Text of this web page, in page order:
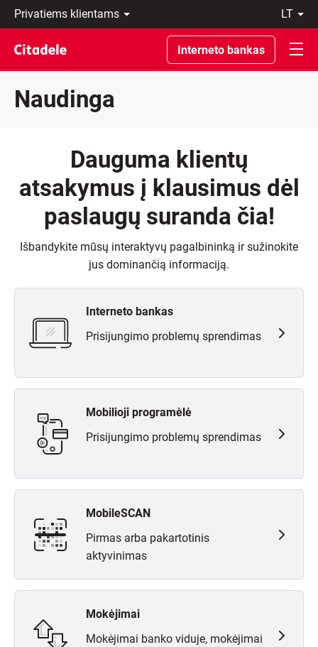
Privatiems
klientams
Verslo
klientams
Private
Apie
lt
LT
EN
Interneto bankas
Naudinga
Dauguma klientų
atsakymus į klausimus dėl
paslaugų suranda čia!
Išbandykite mūsų interaktyvų pagalbininką ir sužinokite
jus dominančią informaciją.
Interneto bankas
Prisijungimo problemų sprendimas
Mobilioji programėlė
Prisijungimo problemų sprendimas
MobileSCAN
Pirmas arba pakartotinis
aktyvinimas
Mokėjimai
Mokėjimai banko viduje, mokėjimai